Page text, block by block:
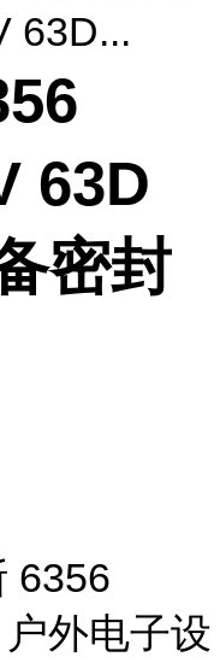
63D...
63D
密封
6356
外电子设